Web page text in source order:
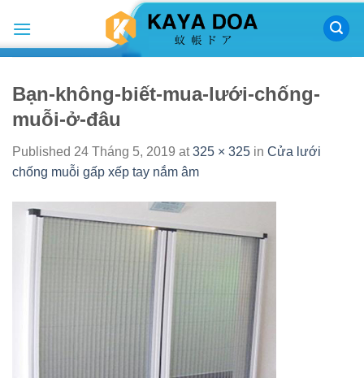
content
Bạn-không-biết-mua-lưới-chống-
muỗi-ở-đâu
Published 24 Tháng 5, 2019 at325 × 325 in Cửa lưới
chống muỗi gấp xếp tay nắm âm